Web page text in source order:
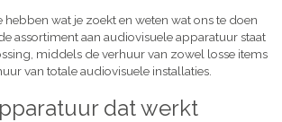
hebben wat je zoekt en weten wat ons te doen
assortiment aan audiovisuele apparatuur staat
middels de verhuur van zowel losse items
van totale audiovisuele installaties.
dat werkt